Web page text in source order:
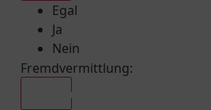
Egal
Ja
Nein
Fremdvermittlung: